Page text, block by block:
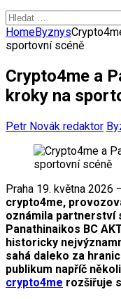
Vyhledávání
HomeByznys
sportovní scéně
Crypto4me a
kroky na
Petr Novák redaktor
Praha 19. května 2026
crypto4me,
oznámila partnerství
Panathinaikos BC
historicky
sahá daleko za
publikum napříč
crypto4me rozšiřuje